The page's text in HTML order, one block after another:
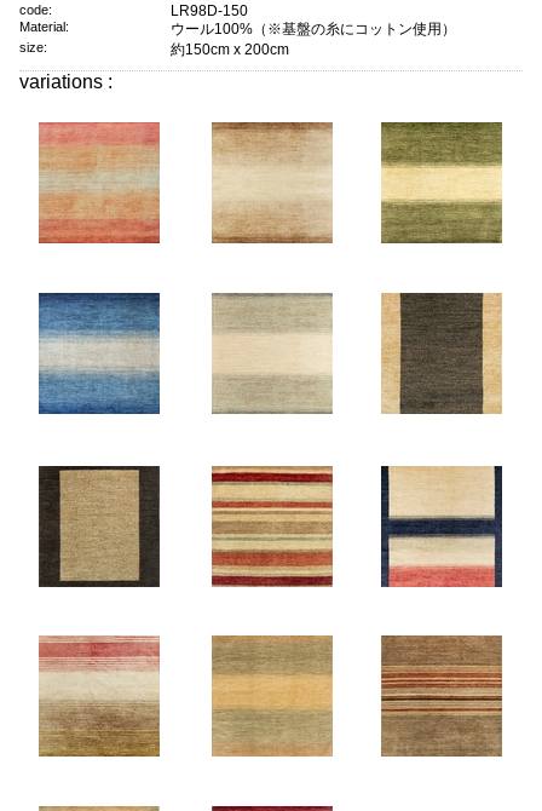
code: LR98D-150
Material: ウール100%（※基盤の糸にコットン使用）
size: 約150cm x 200cm
variations :